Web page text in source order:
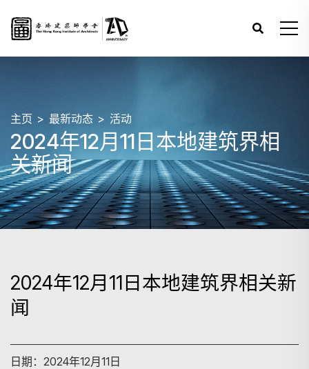
主页 最新动态 活动
2024年12月11日本地建筑界相
关新闻
2024年12月11日本地建筑界相关新
闻
日期：2024年12月11日